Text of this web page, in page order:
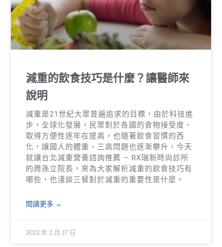
減重的飲食技巧是什麼？讓醫師來
說明
減重是21世紀大眾普遍追求的目標，由於科技進
步，全球化發展，民眾對於各國的食物接受度、
取得方便性逐年在提高，也隨著飲食習慣的西
化，讓國人的體重、三高問題也逐漸攀升，今天
就讓台北減重營養諮詢推薦 – RX瑞新時尚診所
的周孫立院長，來為大家解析減重的飲食技巧有
哪些，也淺談三餐對於減重的重要性是什麼。
閱讀更多 →
2022 年 2 月 17 日